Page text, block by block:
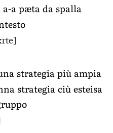
a-a pæta da spalla
strategia più ampia
strategia ciù esteisa